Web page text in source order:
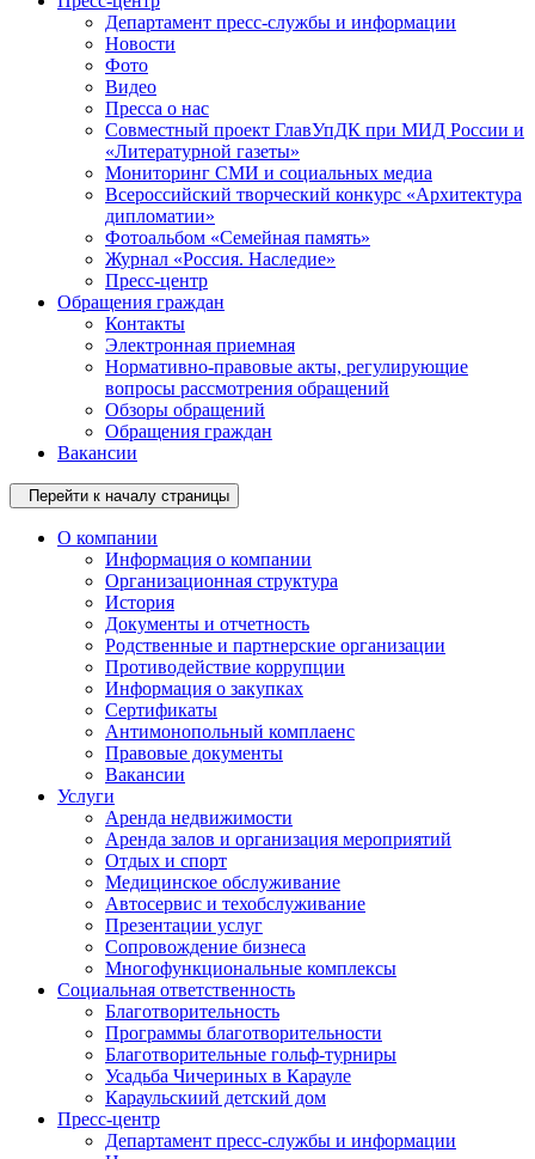
Департамент пресс-службы и информации
Новости
Фото
Видео
Пресса о нас
Совместный проект ГлавУпДК при МИД России и
«Литературной газеты»
Мониторинг СМИ и социальных медиа
Всероссийский творческий конкурс «Архитектура
дипломатии»
Фотоальбом «Семейная память»
Журнал «Россия. Наследие»
Пресс-центр
Обращения граждан
Контакты
Электронная приемная
Нормативно-правовые акты, регулирующие
вопросы рассмотрения обращений
Обзоры обращений
Обращения граждан
Вакансии
Перейти к началу страницы
О компании
Информация о компании
Организационная структура
История
Документы и отчетность
Родственные и партнерские организации
Противодействие коррупции
Информация о закупках
Сертификаты
Антимонопольный комплаенс
Правовые документы
Вакансии
Услуги
Аренда недвижимости
Аренда залов и организация мероприятий
Отдых и спорт
Медицинское обслуживание
Автосервис и техобслуживание
Презентации услуг
Сопровождение бизнеса
Многофункциональные комплексы
Социальная ответственность
Благотворительность
Программы благотворительности
Благотворительные гольф-турниры
Усадьба Чичериных в Карауле
Караульскиий детский дом
Пресс-центр
Департамент пресс-службы и информации